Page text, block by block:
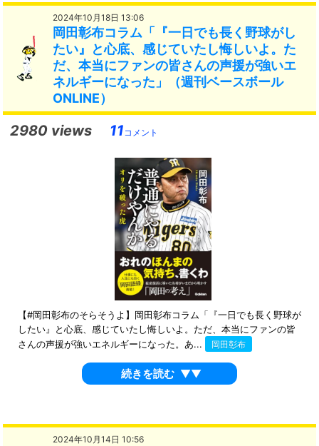
2024年10月18日 13:06
岡田彰布コラム「『一日でも長く野球がし
たい』と心底、感じていたし悔しいよ。た
だ、本当にファンの皆さんの声援が強いエ
ネルギーになった」（週刊ベースボール
ONLINE）
2980 views 11 コメント
【#岡田彰布のそらそうよ】岡田彰布コラム「『一日でも長く野球が
したい』と心底、感じていたし悔しいよ。ただ、本当にファンの皆
さんの声援が強いエネルギーになった。あ...
岡田彰布
続きを読む ▼▼
2024年10月14日 10:56